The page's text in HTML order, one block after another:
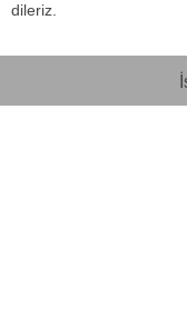
dileriz.